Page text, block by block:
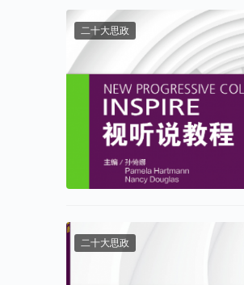
二十大思政
二十大思政